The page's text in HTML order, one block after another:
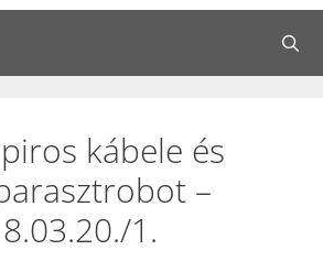
kábele és
–
1.